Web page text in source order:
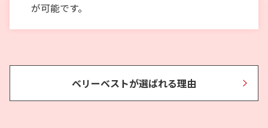
が可能です。
ベリーベストが選ばれる理由